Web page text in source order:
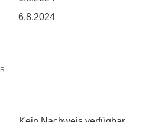
6.8.2024